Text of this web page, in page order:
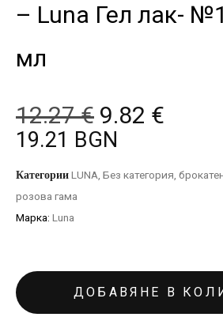
– Luna Гел лак-
мл
12.27€ 9.82 €
19.21 BGN
КатегорииLUNA Без категория
розова гама
Марка: Luna
ДОБАВЯНЕ В